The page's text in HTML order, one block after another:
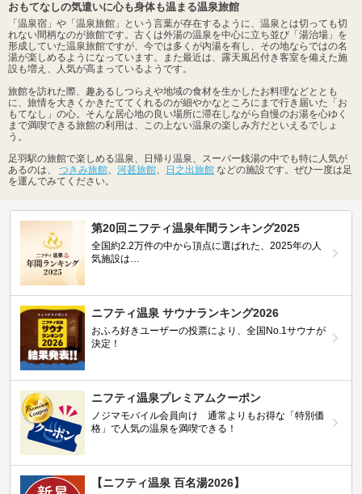
おもてなしの気遣いに心も身体も温まる温泉旅館
「温泉宿」や「温泉旅館」という言葉が存在するように、温泉とは切っても切
れない間柄なのが旅館です。古くは外湯の温泉を中心に立ち並び「湯治場」を
形成していた温泉旅館ですが、今では多くが内湯を有し、その地ならではの名
湯が楽しめるようになっています。また最近は、露天風呂付き客室を備えた施
設も増え、人気が高まっているようです。
旅館を訪れた際、趣あるしつらえや地域の食材を生かしたお料理などととも
に、旅情を大きくかきたててくれるのが細やかなところにまで行き届いた「お
もてなし」の心。そんな居心地の良い場所に滞在しながら自慢のお湯を心ゆく
まで満喫できる旅館の利用は、この上ない温泉の楽しみ方だといえるでしょ
う。
足羽駅の旅館で楽しめる温泉、日帰り温泉、スーパー銭湯の中でも特に人気が
あるのは、 つきみ旅館 河甚旅館 日之出旅館 などの施設です。ぜひ一度は足
を運んでみてください。
第20回ニフティ温泉年間ランキング2025
全国約2.2万件の中から頂点に選ばれた、2025年の人
気施設は…
ニフティ温泉 サウナランキング2026
おふろ好きユーザーの投票により、全国No.1サウナが
決定！
ニフティ温泉プレミアムクーポン
ノジマモバイル会員向け 通常よりもお得な「特別価
格」で人気の温泉を満喫できる！
【ニフティ温泉 百名湯2026】